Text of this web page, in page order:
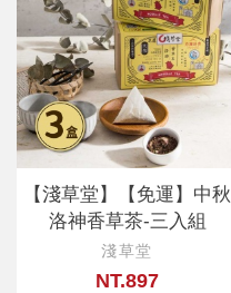
【淺草堂】【免運】中秋
洛神香草茶-三入組
淺草堂
NT.897